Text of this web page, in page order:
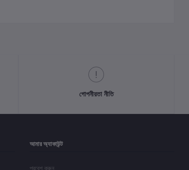
গোপনীয়তা নীতি
আমার অ্যাকাউন্ট
প্রবেশ করুন